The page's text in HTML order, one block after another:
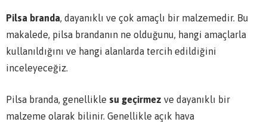
Pilsa branda, dayanıklı ve çok amaçlı bir malzemedir. Bu
makalede, pilsa brandanın ne olduğunu, hangi amaçlarla
kullanıldığını ve hangi alanlarda tercih edildiğini
inceleyeceğiz.
Pilsa branda, genellikle su geçirmez ve dayanıklı bir
malzeme olarak bilinir. Genellikle açık hava